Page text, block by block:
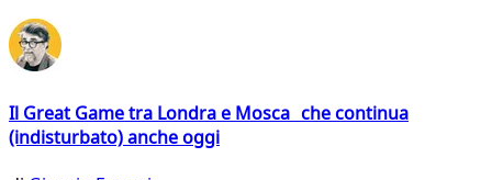
Il Great Game tra Londra e Mosca che continua
(indisturbato) anche oggi